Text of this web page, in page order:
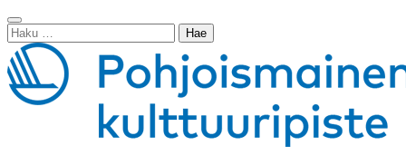
Siirry
sisältöön
Sulje
haku
Haku: